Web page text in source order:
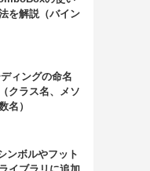
を解説（バイン
ディングの命名
クラス名、メソ
名）
ンボルやフット